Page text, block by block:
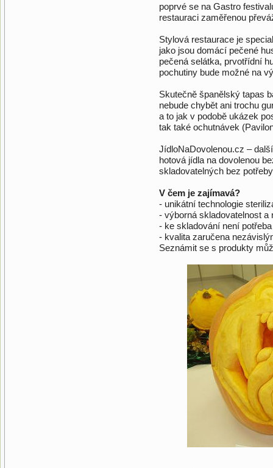
poprvé se na Gastro
restauraci zaměřenou
Stylová restaurace je
jako jsou domácí pečené
pečená selátka, prvotřídní
pochutiny bude možné na
Skutečně španělský tapas
nebude chybět ani trochu
a to jak v podobě ukázek
tak také ochutnávek
JídloNaDovolenou.cz –
hotová jídla na dovolenou
skladovatelných bez
V čem je zajímavá?
- unikátní technologie
- výborná skladovatelnost a
- ke skladování není
- kvalita zaručena
Seznámit se s produkty